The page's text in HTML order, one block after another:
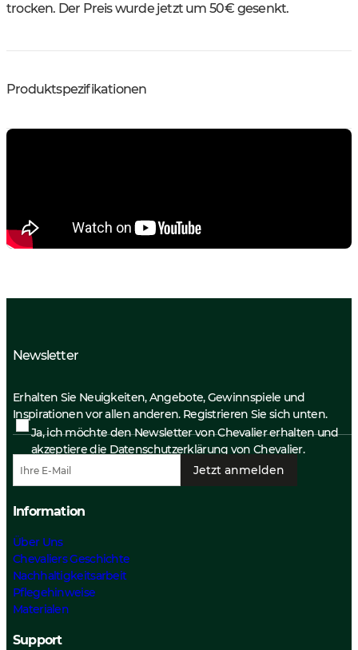
trocken. Der Preis wurde jetzt um 50 € gesenkt.
Produktspezifikationen
Newsletter
Erhalten Sie Neuigkeiten, Angebote, Gewinnspiele und
Inspirationen vor allen anderen. Registrieren Sie sich unten.
Ja, ich möchte den Newsletter von Chevalier erhalten und
akzeptiere die Datenschutzerklärung von Chevalier.
Jetzt anmelden
Information
Über Uns
Chevaliers Geschichte
Nachhaltigkeitsarbeit
Pflegehinweise
Materialen
Support